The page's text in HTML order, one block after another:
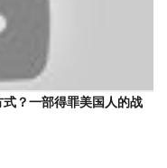
式？一部得罪美国人的战